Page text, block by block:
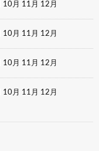
10月 11月 12月
10月 11月 12月
10月 11月 12月
10月 11月 12月